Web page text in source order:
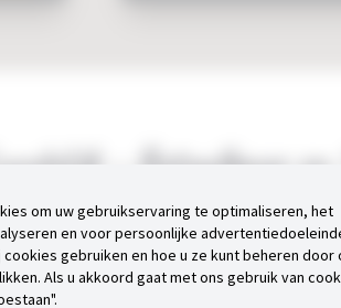
– Betaalbaar
eigenschappen
ontworpen door Trendhout, biedt
om uw gebruikservaring te optimaliseren, het
en voor persoonlijke
gebruiken en hoe u ze kunt beheren door
Als u akkoord gaat met ons gebruik van